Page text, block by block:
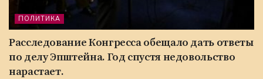
ПОЛИТИКА
Расследование Конгресса обещало дать ответы
по делу Эпштейна. Год спустя недовольство
нарастает.